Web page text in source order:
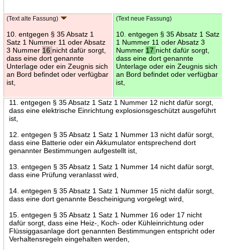
(Text alte Fassung)
10. entgegen § 35 Absatz 1
Satz 1 Nummer 11 oder Absatz
3 Nummer 16 nicht dafür sorgt,
dass eine dort genannte
Unterlage oder ein Zeugnis sich
an Bord befindet oder verfügbar
ist,
(Text neue Fassung)
10. entgegen § 35 Absatz 1 Satz
1 Nummer 11 oder Absatz 3
Nummer 17 nicht dafür sorgt,
dass eine dort genannte
Unterlage oder ein Zeugnis sich
an Bord befindet oder verfügbar
ist,
11. entgegen § 35 Absatz 1 Satz 1 Nummer 12 nicht dafür sorgt,
dass eine elektrische Einrichtung explosionsgeschützt ausgeführt
ist,
12. entgegen § 35 Absatz 1 Satz 1 Nummer 13 nicht dafür sorgt,
dass eine Batterie oder ein Akkumulator entsprechend dort
genannter Bestimmungen aufgestellt ist,
13. entgegen § 35 Absatz 1 Satz 1 Nummer 14 nicht dafür sorgt,
dass eine Prüfung veranlasst wird,
14. entgegen § 35 Absatz 1 Satz 1 Nummer 15 nicht dafür sorgt,
dass eine dort genannte Bescheinigung vorgelegt wird,
15. entgegen § 35 Absatz 1 Satz 1 Nummer 16 oder 17 nicht
dafür sorgt, dass eine Heiz-, Koch- oder Kühleinrichtung oder
Flüssiggasanlage dort genannten Bestimmungen entspricht oder
Verhaltensregeln eingehalten werden,